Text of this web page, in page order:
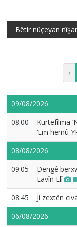
Bêtir nûçeyan
‹
09/08/2026
08:00
Kurtefîlma
‘Em hemû
08/08/2026
09:05
Dengê
Lavîn Elî
08:45
Ji zextên
06/08/2026